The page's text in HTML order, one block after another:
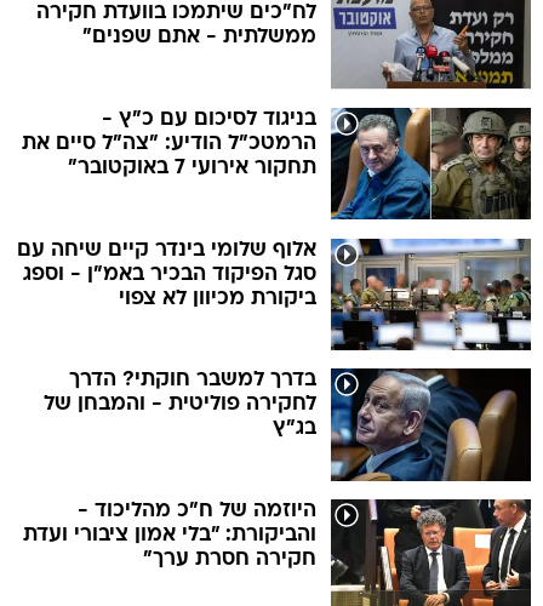
לח"כים שיתמכו בוועדת חקירה
ממשלתית - אתם שפנים"
בניגוד לסיכום עם כ"ץ -
הרמטכ"ל הודיע: "צה"ל סיים את
תחקור אירועי 7 באוקטובר"
אלוף שלומי בינדר קיים שיחה עם
סגל הפיקוד הבכיר באמ"ן - וספג
ביקורת מכיוון לא צפוי
בדרך למשבר חוקתי? הדרך
לחקירה פוליטית - והמבחן של
בג"ץ
היוזמה של ח"כ מהליכוד -
והביקורת: "בלי אמון ציבורי ועדת
חקירה חסרת ערך"